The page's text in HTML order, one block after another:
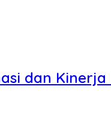
dan Kinerja